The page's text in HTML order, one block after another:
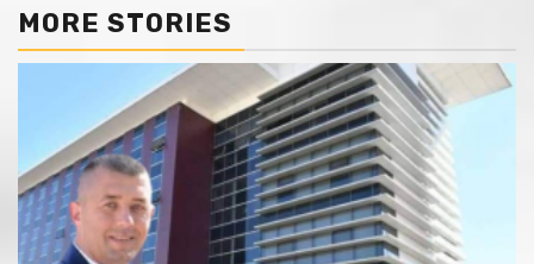
MORE STORIES